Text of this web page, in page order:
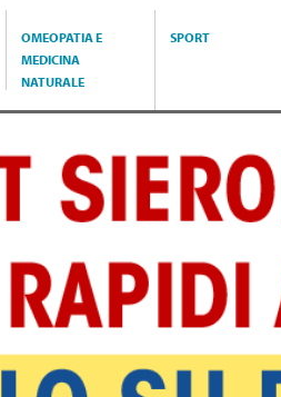
OMEOPATIA E
MEDICINA
NATURALE
SPORT